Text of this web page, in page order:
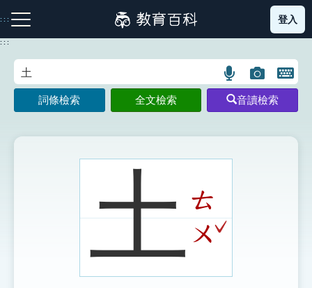
到
主
:::
注音索引圖示 筆畫索引圖示 部首索引表圖示
登入
:::
語
言
搜
示
圖
片
搜
開
鍵
圖
詞條檢索 全文檢索 音讀檢索
土ㄊ
ㄨ ˇ